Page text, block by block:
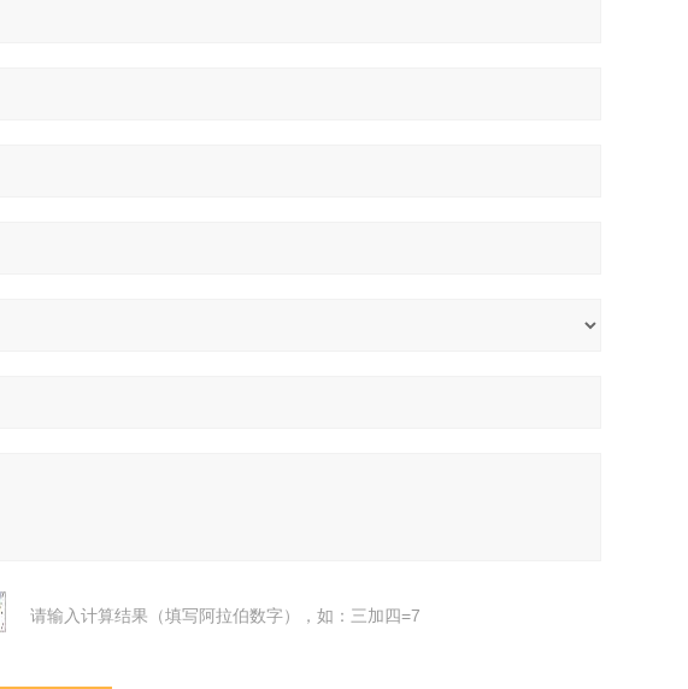
请输入计算结果（填写阿拉伯数字），如：三加四=7